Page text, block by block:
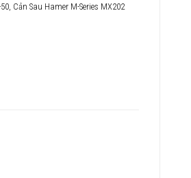
, Cản Sau Hamer M-Series MX202